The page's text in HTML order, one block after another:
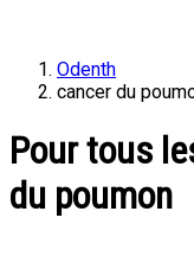
Odenth
cancer du
Pour tous
du poumon